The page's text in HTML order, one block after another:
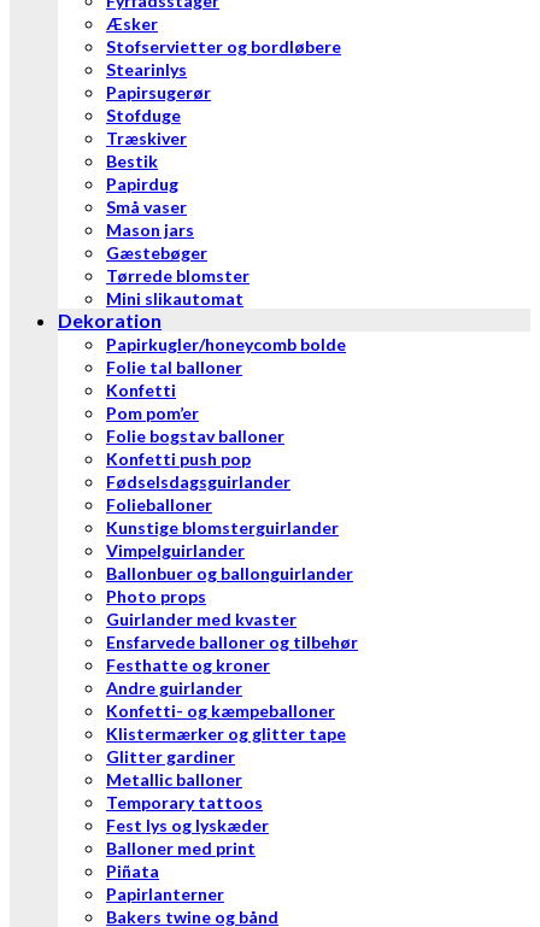
Æsker
Stofservietter og bordløbere
Stearinlys
Papirsugerør
Stofduge
Træskiver
Bestik
Papirdug
Små vaser
Mason jars
Gæstebøger
Tørrede blomster
Mini slikautomat
Dekoration
Papirkugler/honeycomb bolde
Folie tal balloner
Konfetti
Pom pom’er
Folie bogstav balloner
Konfetti push pop
Fødselsdagsguirlander
Folieballoner
Kunstige blomsterguirlander
Vimpelguirlander
Ballonbuer og ballonguirlander
Photo props
Guirlander med kvaster
Ensfarvede balloner og tilbehør
Festhatte og kroner
Andre guirlander
Konfetti- og kæmpeballoner
Klistermærker og glitter tape
Glitter gardiner
Metallic balloner
Temporary tattoos
Fest lys og lyskæder
Balloner med print
Piñata
Papirlanterner
Bakers twine og bånd